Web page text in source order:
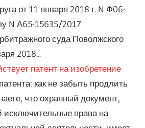
от 11 января 2018 г. N Ф06-
N А65-15635/2017
суда Поволжского
2018...
патент на изобретение
как не забыть продлить
что охранный документ,
права на